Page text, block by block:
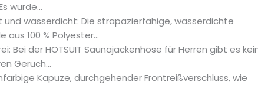
wurde...
und wasserdicht: Die strapazierfähige, wasserdichte
aus 100 % Polyester...
Bei der HOTSUIT Saunajackenhose für Herren gibt es
Geruch...
Kapuze, durchgehender Frontreißverschluss, wie